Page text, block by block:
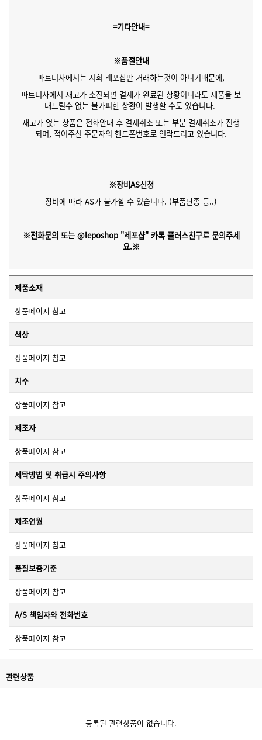
=기타안내=
※품절안내
파트너사에서는 저희 레포샵만 거래하는것이 아니기때문에,
파트너사에서 재고가 소진되면 결제가 완료된 상황이더라도 제품을 보
내드릴수 없는 불가피한 상황이 발생할 수도 있습니다.
재고가 없는 상품은 전화안내 후 결제취소 또는 부분 결제취소가 진행
되며, 적어주신 주문자의 핸드폰번호로 연락드리고 있습니다.
※장비AS신청
장비에 따라 AS가 불가할 수 있습니다. (부품단종 등..)
※전화문의 또는 @leposhop "레포샵" 카톡 플러스친구로 문의주세
요.※
제품소재
상품페이지 참고
색상
상품페이지 참고
치수
상품페이지 참고
제조자
상품페이지 참고
세탁방법 및 취급시 주의사항
상품페이지 참고
제조연월
상품페이지 참고
품질보증기준
상품페이지 참고
A/S 책임자와 전화번호
상품페이지 참고
관련상품
등록된 관련상품이 없습니다.